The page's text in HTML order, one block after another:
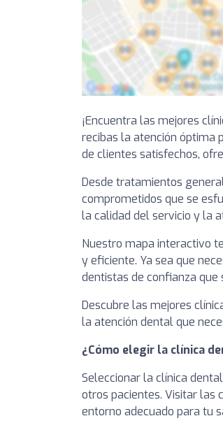
¡Encuentra las mejores
recibas la atención óptima
de clientes satisfechos,
Desde tratamientos
comprometidos que se
la calidad del servicio y la
Nuestro mapa interactivo
y eficiente. Ya sea que
dentistas de confianza
Descubre las mejores
la atención dental que
¿Cómo elegir la clínica
Seleccionar la clínica
otros pacientes. Visitar las
entorno adecuado para tu